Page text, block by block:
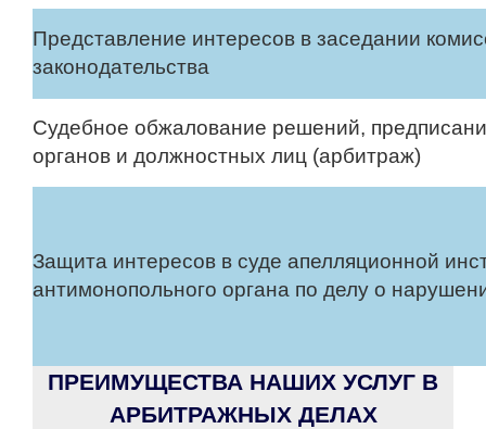
Представление интересов в заседании
законодательства
Судебное обжалование решений,
органов и должностных лиц (арбитраж)
Защита интересов в суде апелляционной
антимонопольного органа по делу о
ПРЕИМУЩЕСТВА НАШИХ УСЛУГ В
АРБИТРАЖНЫХ ДЕЛАХ